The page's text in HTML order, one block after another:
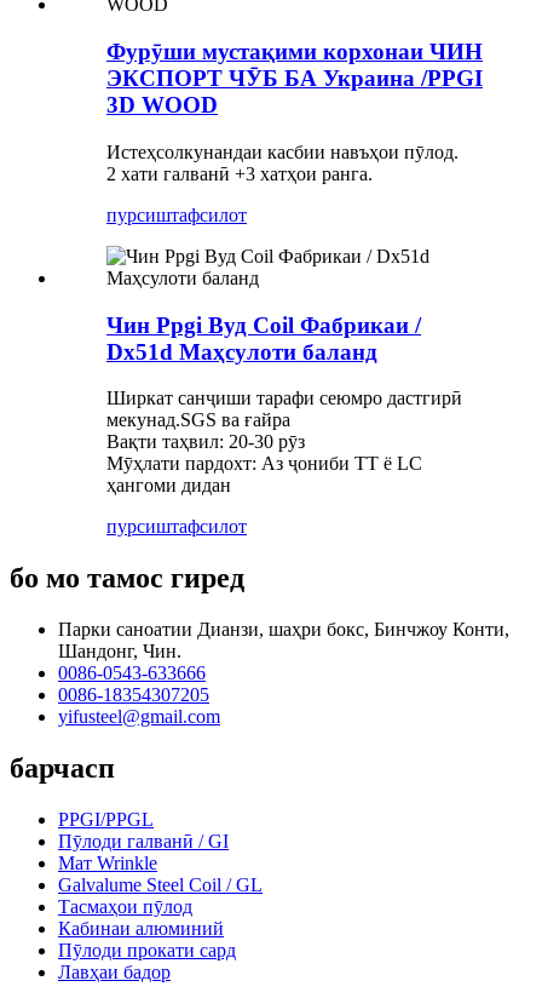
Фурӯши мустақими корхонаи ЧИН
ЭКСПОРТ ЧӮБ БА Украина /PPGI
3D WOOD
Истеҳсолкунандаи касбии навъҳои пӯлод.
2 хати галванӣ +3 хатҳои ранга.
пурсиштафсилот
Чин Ppgi Вуд Coil Фабрикаи /
Dx51d Маҳсулоти баланд
Ширкат санҷиши тарафи сеюмро дастгирӣ
мекунад.SGS ва ғайра
Вақти таҳвил: 20-30 рӯз
Мӯҳлати пардохт: Аз ҷониби TT ё LC
ҳангоми дидан
пурсиштафсилот
бо мо тамос гиред
Парки саноатии Дианзи, шаҳри бокс, Бинчжоу Конти,
Шандонг, Чин.
0086-0543-633666
0086-18354307205
yifusteel@gmail.com
барчасп
PPGI/PPGL
Пӯлоди галванӣ / GI
Мат Wrinkle
Galvalume Steel Coil / GL
Тасмаҳои пӯлод
Кабинаи алюминий
Пӯлоди прокати сард
Лавҳаи бадор